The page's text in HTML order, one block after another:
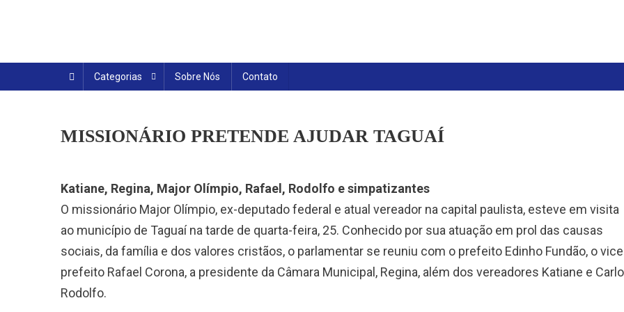
Categorias Sobre Nós Contato
MISSIONÁRIO PRETENDE AJUDAR TAGUAÍ
Katiane, Regina, Major Olímpio, Rafael, Rodolfo e simpatizantes
O missionário Major Olímpio, ex-deputado federal e atual vereador na capital paulista, esteve em visita
ao município de Taguaí na tarde de quarta-feira, 25. Conhecido por sua atuação em prol das causas
sociais, da família e dos valores cristãos, o parlamentar se reuniu com o prefeito Edinho Fundão, o
prefeito Rafael Corona, a presidente da Câmara Municipal, Regina, além dos vereadores Katiane e
Rodolfo.